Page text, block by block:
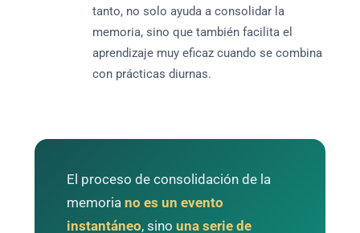
tanto, no solo ayuda a consolidar la
memoria, sino que también facilita el
aprendizaje muy eficaz cuando se combina
con prácticas diurnas.
El proceso de consolidación de la
memoriano es un evento
instantáneo, sinouna serie de